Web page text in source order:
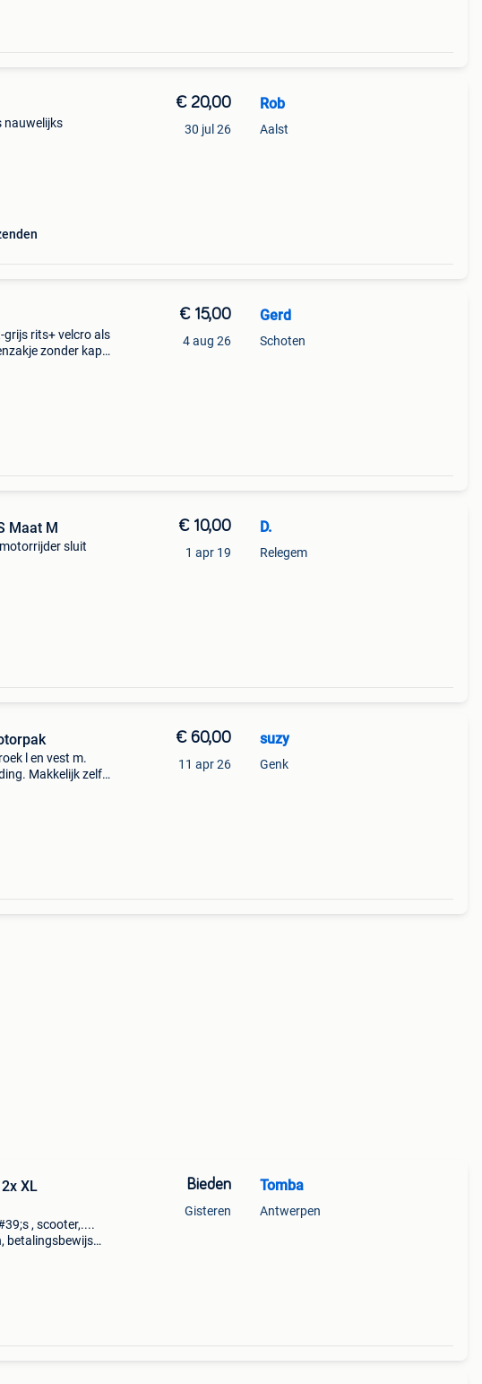
nauwelijks
€ 20,00
30 jul 26
Rob
Aalst
rits+ velcro als
zonder kap
€ 15,00
4 aug 26
Gerd
Schoten
Maat M
sluit
€ 10,00
1 apr 19
D.
Relegem
l en vest m.
Makkelijk zelf
€ 60,00
11 apr 26
suzy
Genk
XL
, scooter,....
betalingsbewijs
Bieden
Gisteren
Tomba
Antwerpen